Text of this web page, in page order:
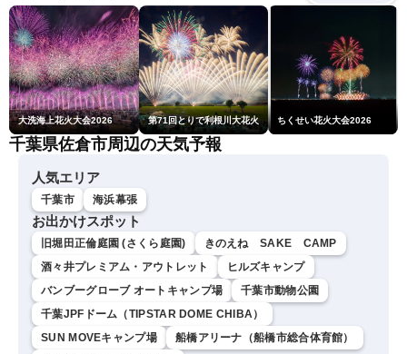
大洗海上花火大会2026 第71回とりで利根川大花火 ちくせい花火大会2026
千葉県佐倉市周辺の天気予報
人気エリア
千葉市 海浜幕張
お出かけスポット
旧堀田正倫庭園 (さくら庭園)
きのえね SAKE CAMP
酒々井プレミアム・アウトレット
ヒルズキャンプ
バンブーグローブ オートキャンプ場
千葉市動物公園
千葉JPFドーム（TIPSTAR DOME CHIBA）
SUN MOVEキャンプ場
船橋アリーナ（船橋市総合体育館）